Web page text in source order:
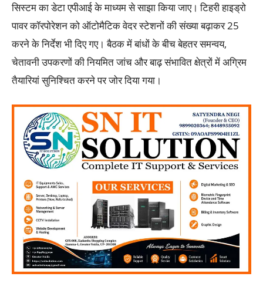
सिस्टम का डेटा एपीआई के माध्यम से साझा किया जाए। टिहरी हाइड्रो
पावर कॉरपोरेशन को ऑटोमैटिक वेदर स्टेशनों की संख्या बढ़ाकर 25
करने के निर्देश भी दिए गए। बैठक में बांधों के बीच बेहतर समन्वय,
चेतावनी उपकरणों की नियमित जांच और बाढ़ संभावित क्षेत्रों में अग्रिम
तैयारियां सुनिश्चित करने पर जोर दिया गया।